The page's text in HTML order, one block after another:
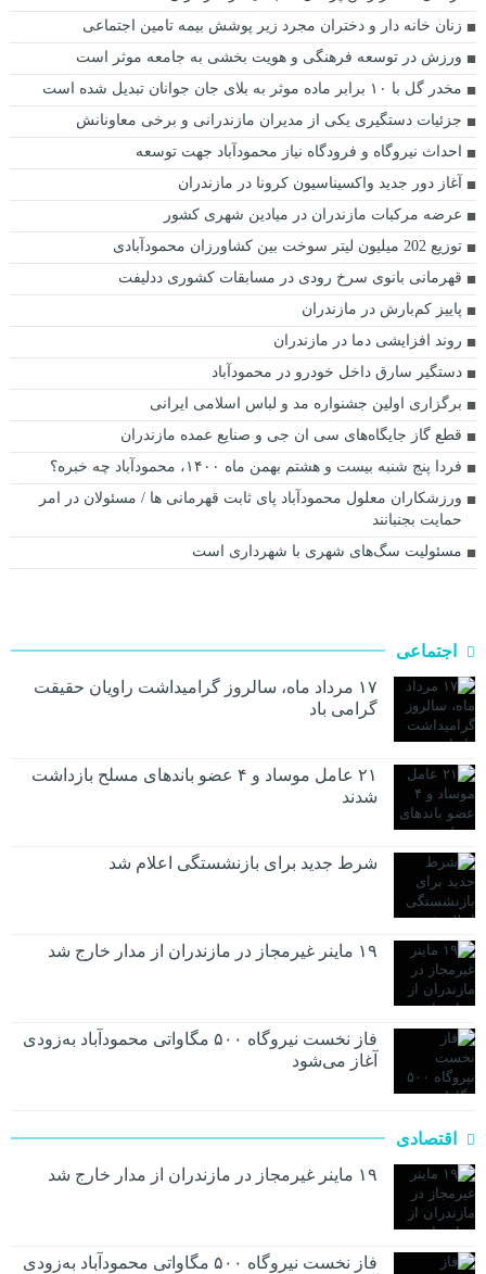
زنان خانه دار و دختران مجرد زیر پوشش بیمه تامین اجتماعی
ورزش در توسعه فرهنگی و هویت بخشی به جامعه موثر است
مخدر گل با ۱۰ برابر ماده موثر به بلای جان جوانان تبدیل شده‌ است
جزئیات دستگیری یکی از مدیران مازندرانی و برخی معاونانش
احداث نیروگاه و فرودگاه نیاز محمودآباد جهت توسعه
آغاز دور جدید واکسیناسیون کرونا در مازندران
عرضه مرکبات مازندران در میادین شهری کشور
توزیع 202 میلیون لیتر سوخت بین کشاورزان محمودآبادی
قهرمانی بانوی سرخ رودی در مسابقات کشوری ددلیفت
پاییز کم‌بارش در مازندران
روند افزایشی دما در مازندران
دستگير سارق داخل خودرو در محمودآباد
برگزاری اولین جشنواره مد و لباس اسلامی ایرانی
قطع گاز جایگاه‌های سی ان جی و صنایع عمده مازندران
فردا پنج شنبه بیست و هشتم بهمن ماه ۱۴۰۰، محمودآباد چه خبره؟
ورزشکاران معلول محمودآباد پای ثابت قهرمانی ها / مسئولان در امر
حمایت بجنبانند
مسئولیت سگ‌های شهری با شهرداری است
اجتماعی
۱۷ مرداد ماه، سالروز گرامیداشت راویان حقیقت
گرامی باد
۲۱ عامل موساد و ۴ عضو باند‌های مسلح بازداشت
شدند
شرط جدید برای بازنشستگی اعلام شد
۱۹ ماینر غیرمجاز در مازندران از مدار خارج شد
فاز نخست نیروگاه ۵۰۰ مگاواتی محمودآباد به‌زودی
آغاز می‌شود
اقتصادی
۱۹ ماینر غیرمجاز در مازندران از مدار خارج شد
فاز نخست نیروگاه ۵۰۰ مگاواتی محمودآباد به‌زودی